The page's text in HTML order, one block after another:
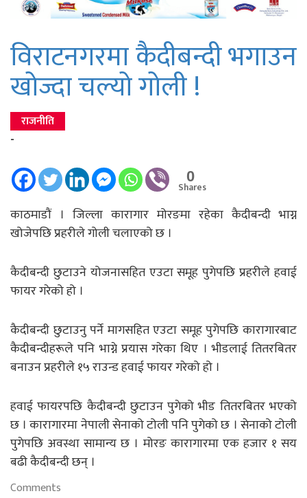
विराटनगरमा कैदीबन्दी भगाउन
खोज्दा चल्यो गोली !
राजनीति
-
0
Shares
काठमाडौं । जिल्ला कारागार मोरङमा रहेका कैदीबन्दी भाग्न
खोजेपछि प्रहरीले गोली चलाएको छ ।
कैदीबन्दी छुटाउने योजनासहित एउटा समूह पुगेपछि प्रहरीले हवाई
फायर गरेको हो ।
कैदीबन्दी छुटाउनु पर्ने मागसहित एउटा समूह पुगेपछि कारागारबाट
कैदीबन्दीहरूले पनि भाग्ने प्रयास गरेका थिए । भीडलाई तितरबितर
बनाउन प्रहरीले १५ राउन्ड हवाई फायर गरेको हो ।
हवाई फायरपछि कैदीबन्दी छुटाउन पुगेको भीड तितरबितर भएको
छ । कारागारमा नेपाली सेनाको टोली पनि पुगेको छ । सेनाको टोली
पुगेपछि अवस्था सामान्य छ । मोरङ कारागारमा एक हजार १ सय
बढी कैदीबन्दी छन् ।
Comments